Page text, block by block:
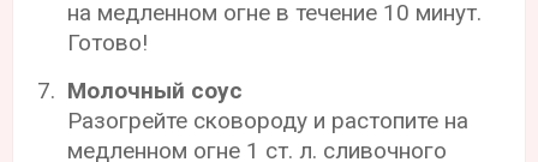
на медленном огне в течение 10 минут.
Готово!
Молочный соус
Разогрейте сковороду и растопите на
медленном огне 1 ст. л. сливочного